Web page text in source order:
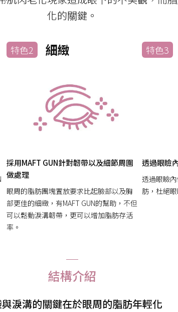
化的關鍵。
特色2 細緻
採用MAFT GUN針對韌帶以及細節周圍
做處理
眼周的脂肪團塊置放要求比起臉部以及胸
部更佳的細緻，有MAFT GUN的幫助，不但
可以鬆動淚溝韌帶，更可以增加脂肪存活
率。
特色3
透過眼瞼
透過眼瞼
肪，杜絕
結構介紹
淚溝的關鍵在於眼周的脂肪年輕化